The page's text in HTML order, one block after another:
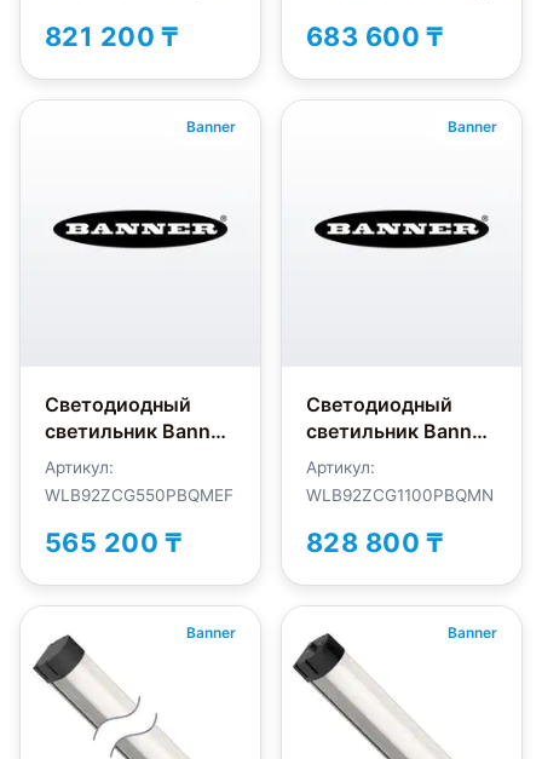
821 200 ₸ 683 600 ₸
Banner
Светодиодный
светильник Banner
WLB92ZCG550PBQMEF
Артикул:
WLB92ZCG550PBQMEF
565 200 ₸
Banner
Светодиодный
светильник Banner
WLB92ZCG1100PBQMN
Артикул:
WLB92ZCG1100PBQMN
828 800 ₸
Banner Banner